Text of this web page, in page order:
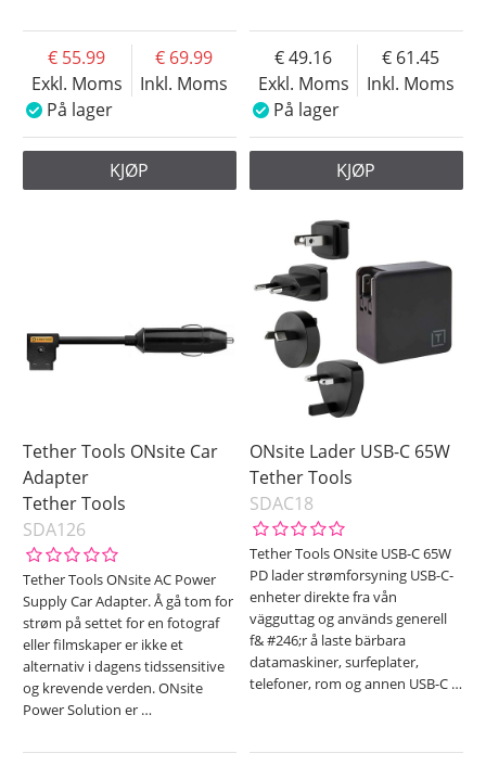
Exkl. Moms
55.99
Inkl. Moms
69.99
På lager
KJØP
Exkl. Moms
49.16
Inkl. Moms
61.45
På lager
KJØP
Tether Tools ONsite Car
Adapter
Tether Tools
SDA126
Tether Tools ONsite AC Power
Supply Car Adapter. Å gå tom for
strøm på settet for en fotograf
eller filmskaper er ikke et
alternativ i dagens tidssensitive
og krevende verden. ONsite
Power Solution er …
ONsite Lader USB-C 65W
Tether Tools
SDAC18
Tether Tools ONsite USB-C 65W
PD lader strømforsyning USB-C-
enheter direkte fra vån
vägguttag og används generell
f& #246;r å laste bärbara
datamaskiner, surfeplater,
telefoner, rom og annen USB-C …